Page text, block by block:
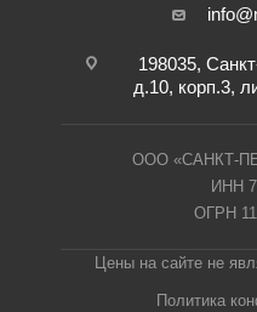
198035,
д.10, корп.3,
ООО «САНКТ-
ИНН
ОГРН
Цены на сайте не
Политика